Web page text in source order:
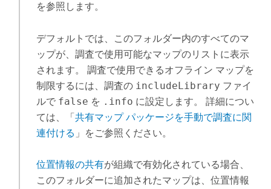
を参照します。
デフォルトでは、このフォルダー内のすべてのマ
ップが、調査で使用可能なマップのリストに表示
されます。 調査で使用できるオフライン マップを
制限するには、調査の includeLibrary ファイ
ルで false を .info に設定します。 詳細につい
ては、「共有マップ パッケージを手動で調査に関
連付ける 」をご参照ください。
位置情報の共有が組織で有効化されている場合、
このフォルダーに追加されたマップは、位置情報